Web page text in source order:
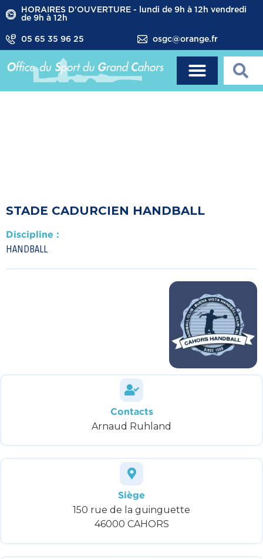
HORAIRES D'OUVERTURE - lundi de 9h à 12h vendredi
de 9h à 12h
05 65 35 96 25 osgc@orange.fr
STADE CADURCIEN HANDBALL
Discipline :
HANDBALL
Contacts
Arnaud Ruhland
Siège
150 rue de la guinguette
46000 CAHORS